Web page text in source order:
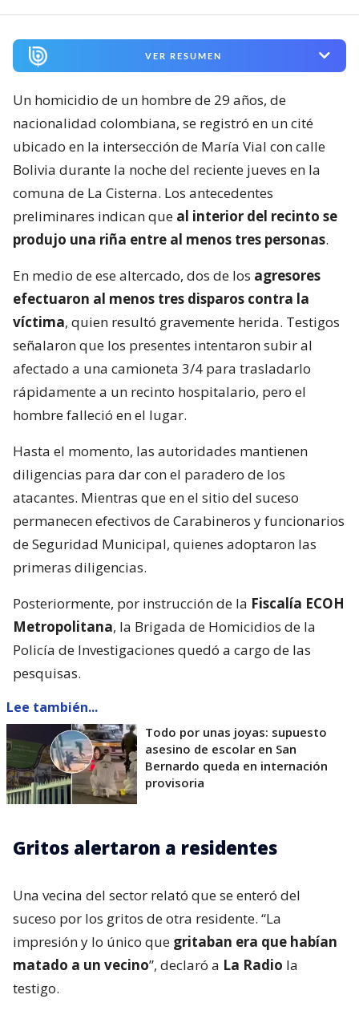
VER RESUMEN
Un homicidio de un hombre de 29 años, de
nacionalidad colombiana, se registró en un cité
ubicado en la intersección de María Vial con calle
Bolivia durante la noche del reciente jueves en la
comuna de La Cisterna. Los antecedentes
preliminares indican que al interior del recinto se
produjo una riña entre al menos tres personas.
En medio de ese altercado, dos de los agresores
efectuaron al menos tres disparos contra la
víctima, quien resultó gravemente herida. Testigos
señalaron que los presentes intentaron subir al
afectado a una camioneta 3/4 para trasladarlo
rápidamente a un recinto hospitalario, pero el
hombre falleció en el lugar.
Hasta el momento, las autoridades mantienen
diligencias para dar con el paradero de los
atacantes. Mientras que en el sitio del suceso
permanecen efectivos de Carabineros y funcionarios
de Seguridad Municipal, quienes adoptaron las
primeras diligencias.
Posteriormente, por instrucción de la Fiscalía ECOH
Metropolitana, la Brigada de Homicidios de la
Policía de Investigaciones quedó a cargo de las
pesquisas.
Lee también...
Todo por unas joyas: supuesto
asesino de escolar en San
Bernardo queda en internación
provisoria
Gritos alertaron a residentes
Una vecina del sector relató que se enteró del
suceso por los gritos de otra residente. “La
impresión y lo único que gritaban era que habían
matado a un vecino”, declaró a La Radio la
testigo.